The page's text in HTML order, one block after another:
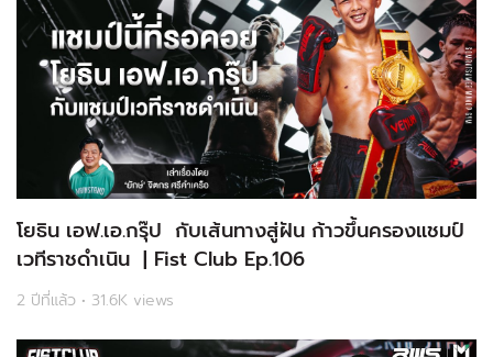
โยธิน เอฟ.เอ.กรุ๊ป กับเส้นทางสู่ฝัน ก้าวขึ้นครองแชมป์
เวทีราชดำเนิน | Fist Club Ep.106
2 ปีที่แล้ว • 31.6K views